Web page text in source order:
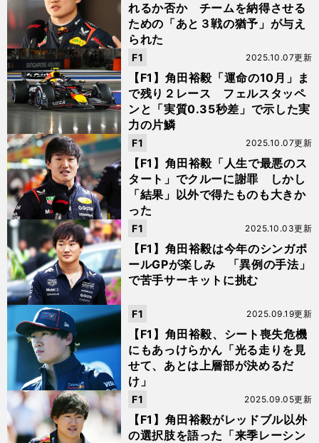
れるか否か チームを納得させる
ための「あと３戦の猶予」が与え
られた
【F1】角田裕毅「運命の10月」ま
で残り２レース フェルスタッペ
ンと「実質0.35秒差」で示した実
力の片鱗
2025.10.07更新
F1
【F1】角田裕毅「人生で最悪のス
タート」でクルーに謝罪 しかし
「結果」以外で得たものも大きか
った
2025.10.07更新
F1
【F1】角田裕毅は今年のシンガポ
ールGPが楽しみ 「異例の手法」
で苦手サーキットに挑む
2025.10.03更新
F1
【F1】角田裕毅、シート喪失危機
にもあっけらかん「光る走りを見
せて、あとは上層部が決めるだ
け」
2025.09.19更新
F1
【F1】角田裕毅がレッドブル以外
の選択肢を語った「来季レーシン
2025.09.05更新
F1